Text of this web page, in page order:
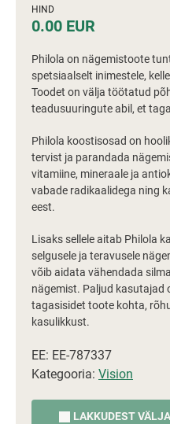
HIND
0.00 EUR
Philola on nägemistoote
spetsiaalselt inimestele,
Toodet on välja töötatud
teadusuuringute abil, et
Philola koostisosad on
tervist ja parandada
vitamiine, mineraale ja
vabade radikaalidega ning
eest.
Lisaks sellele aitab Philola
selgusele ja teravusele
võib aidata vähendada
nägemist. Paljud kasutajad
tagasisidet toote kohta,
kasulikkust.
EE: EE-787337
Kategooria: Vision
LAKKUDEST